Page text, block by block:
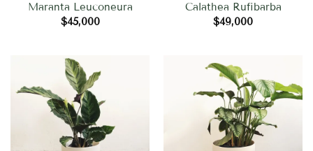
Maranta Leuconeura
$45,000
Calathea Rufibarba
$49,000